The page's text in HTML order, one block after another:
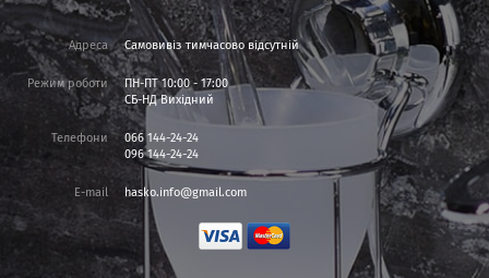
Адреса Самовивіз тимчасово відсутній
Режим роботи
ПН-ПТ 10:00 - 17:00
СБ-НД Вихідний
Телефони
066 144-24-24
096 144-24-24
E-mail hasko.info@gmail.com